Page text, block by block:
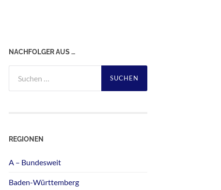
NACHFOLGER AUS …
nach:
REGIONEN
A – Bundesweit
Baden-Württemberg